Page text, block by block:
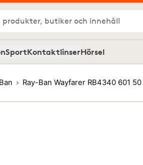
produkter, butiker och innehåll
SportKontaktlinserHörsel
Ray-Ban Wayfarer RB4340 601 50